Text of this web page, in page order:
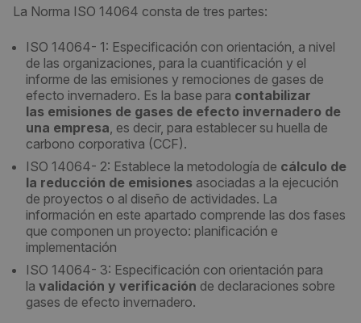
La Norma ISO 14064 consta de tres partes:
ISO 14064- 1: Especificación con orientación, a nivel
de las organizaciones, para la cuantificación y el
informe de las emisiones y remociones de gases de
efecto invernadero. Es la base para contabilizar
las emisiones de gases de efecto invernadero de
una empresa, es decir, para establecer su huella de
carbono corporativa (CCF).
ISO 14064- 2: Establece la metodología de cálculo de
la reducción de emisiones asociadas a la ejecución
de proyectos o al diseño de actividades. La
información en este apartado comprende las dos fases
que componen un proyecto: planificación e
implementación
ISO 14064- 3: Especificación con orientación para
la validación y verificación de declaraciones sobre
gases de efecto invernadero.